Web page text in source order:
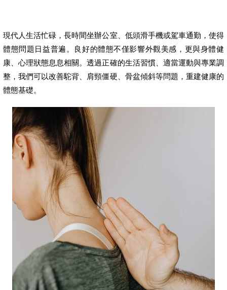
現代人生活忙碌，長時間坐辦公室、低頭滑手機或駕車通勤，使得
體態問題日益普遍。良好的體態不僅影響外觀美感，更與身體健
康、心理狀態息息相關。透過正確的生活習慣、適當運動與專業調
整，我們可以改善駝背、肩頸僵硬、骨盆傾斜等問題，重建健康的
體態基礎。